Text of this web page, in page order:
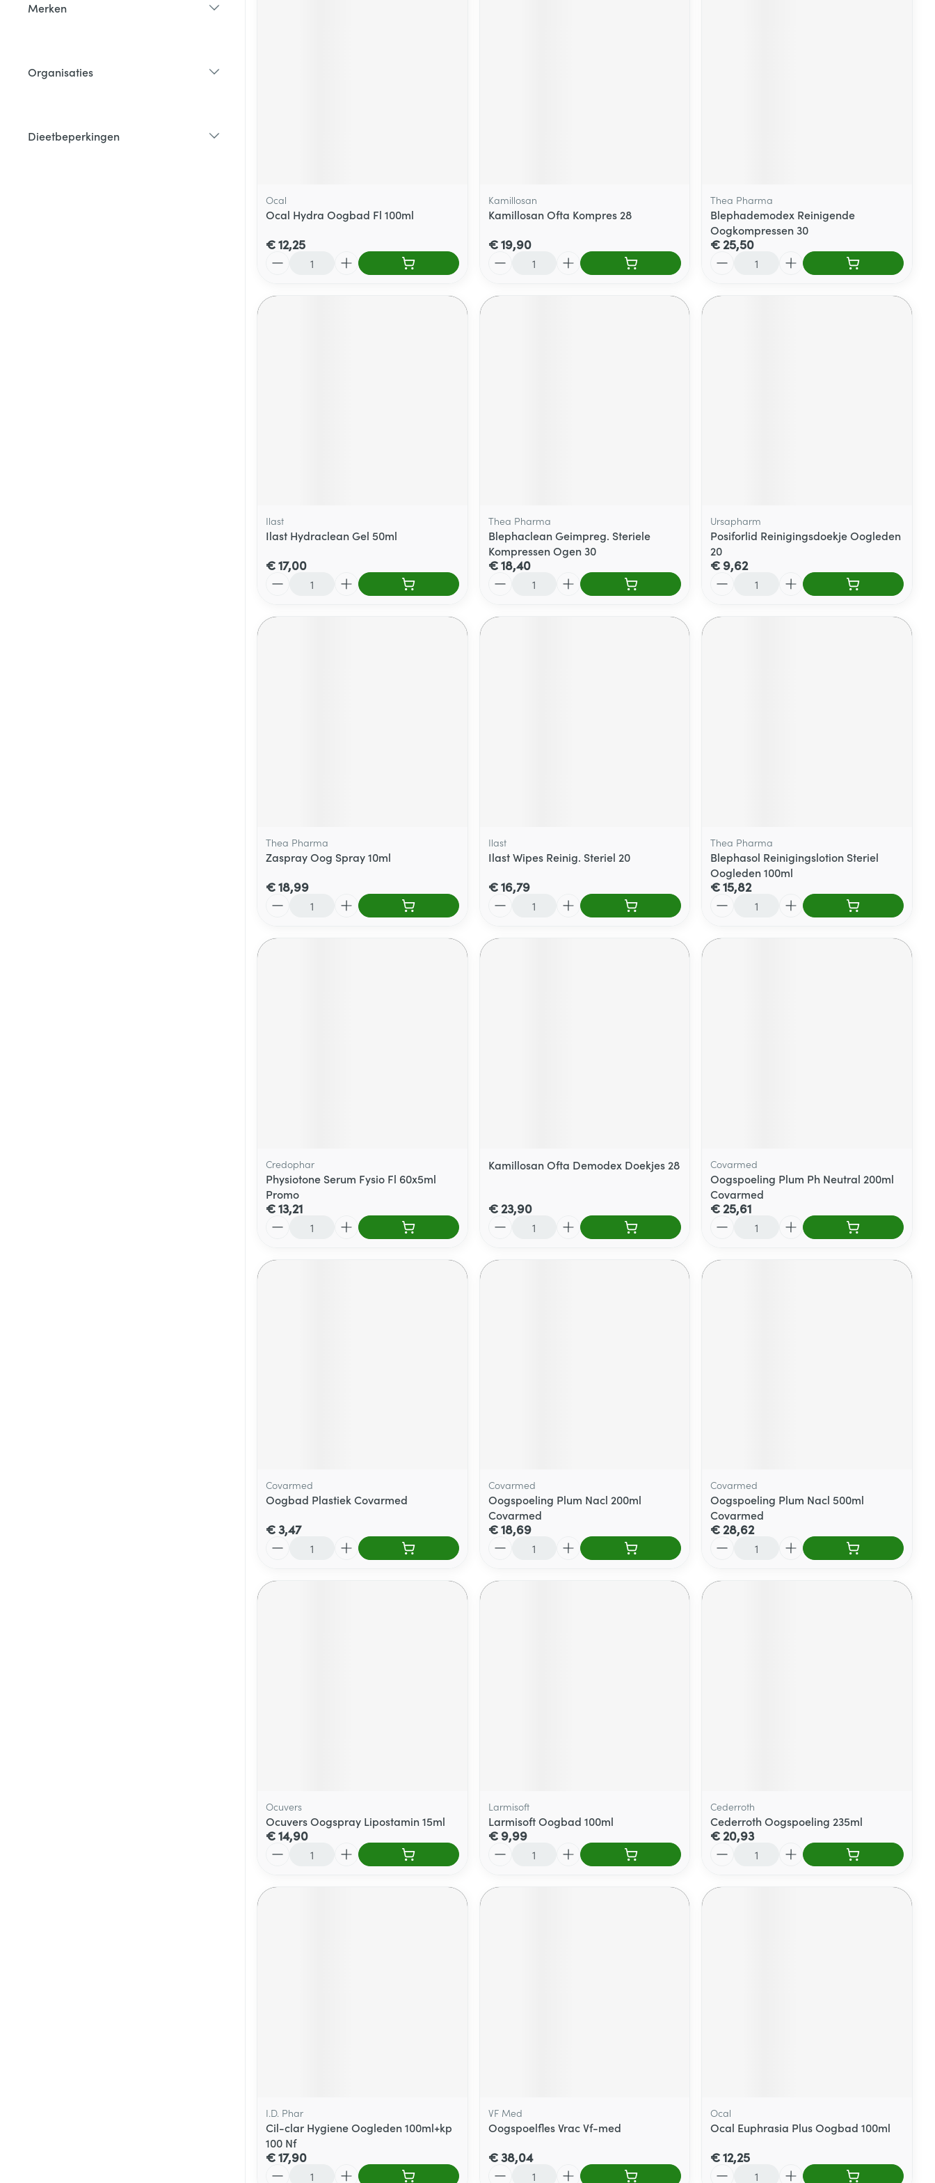
Merken
Organisaties
Dieetbeperkingen
Ocal
Ocal Hydra Oogbad Fl 100ml
€ 12,25
Kamillosan
Kamillosan Ofta Kompres 28
€ 19,90
Thea Pharma
Blephademodex Reinigende
Oogkompressen 30
€ 25,50
Ilast
Ilast Hydraclean Gel 50ml
€ 17,00
Thea Pharma
Blephaclean Geimpreg. Steriele
Kompressen Ogen 30
€ 18,40
Ursapharm
Posiforlid Reinigingsdoekje Oogleden
20
€ 9,62
Thea Pharma
Zaspray Oog Spray 10ml
€ 18,99
Ilast
Ilast Wipes Reinig. Steriel 20
€ 16,79
Thea Pharma
Blephasol Reinigingslotion Steriel
Oogleden 100ml
€ 15,82
Credophar
Physiotone Serum Fysio Fl 60x5ml
Promo
€ 13,21
Kamillosan Ofta Demodex Doekjes 28
€ 23,90
Covarmed
Oogspoeling Plum Ph Neutral 200ml
Covarmed
€ 25,61
Covarmed
Oogbad Plastiek Covarmed
€ 3,47
Covarmed
Oogspoeling Plum Nacl 200ml
Covarmed
€ 18,69
Covarmed
Oogspoeling Plum Nacl 500ml
Covarmed
€ 28,62
Ocuvers
Ocuvers Oogspray Lipostamin 15ml
€ 14,90
Larmisoft
Larmisoft Oogbad 100ml
€ 9,99
Cederroth
Cederroth Oogspoeling 235ml
€ 20,93
I.D. Phar
Cil-clar Hygiene Oogleden 100ml+kp
100 Nf
€ 17,90
VF Med
Oogspoelfles Vrac Vf-med
€ 38,04
Ocal
Ocal Euphrasia Plus Oogbad 100ml
€ 12,25